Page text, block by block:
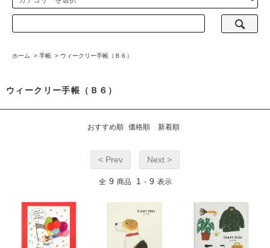
ホーム > 手帳 > ウィークリー手帳（Ｂ６）
ウィークリー手帳（Ｂ６）
おすすめ順 価格順 新着順
< Prev Next >
全 9 商品 1 - 9 表示